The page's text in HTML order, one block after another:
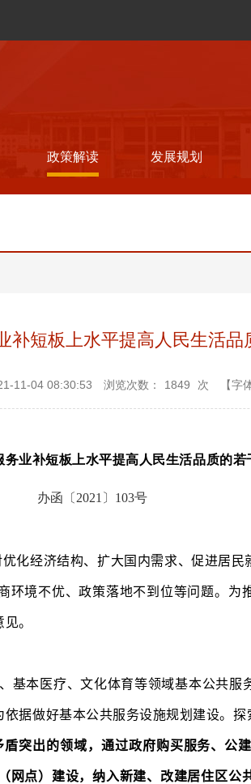
政策解读 发展规划
补短板上水平提高人民生活品
11-04 08:30:53 浏览次数： 1849 次 【字
务业补短板上水平提高人民生活品质的若
办函〔2021〕103号
化经济结构、扩大国内需求、促进居
境不优、政策落地不到位等问题。为
。
基本医疗、文化体育等领域基本公共
据做好基本公共服务设施规划建设。探
突出的领域，通过政府购买服务、公
网点）建设，纳入新建、改建居住区公